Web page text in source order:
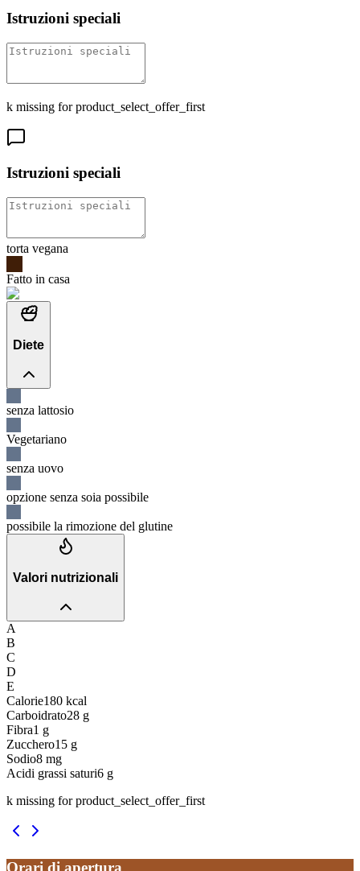
Istruzioni speciali
k missing for product_select_offer_first
Istruzioni speciali
torta vegana
Fatto in casa
Diete
senza lattosio
Vegetariano
senza uovo
opzione senza soia possibile
possibile la rimozione del glutine
Valori nutrizionali
A
B
C
D
E
Calorie180 kcal
Carboidrato28 g
Fibra1 g
Zucchero15 g
Sodio8 mg
Acidi grassi saturi6 g
k missing for product_select_offer_first
Orari di apertura